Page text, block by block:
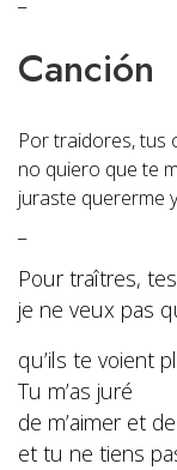
Canción
Por traidores, tus
no quiero que te
juraste quererme
Pour traîtres,
je ne veux pas
qu’ils te voient
Tu m’as juré
de m’aimer et
et tu ne tiens